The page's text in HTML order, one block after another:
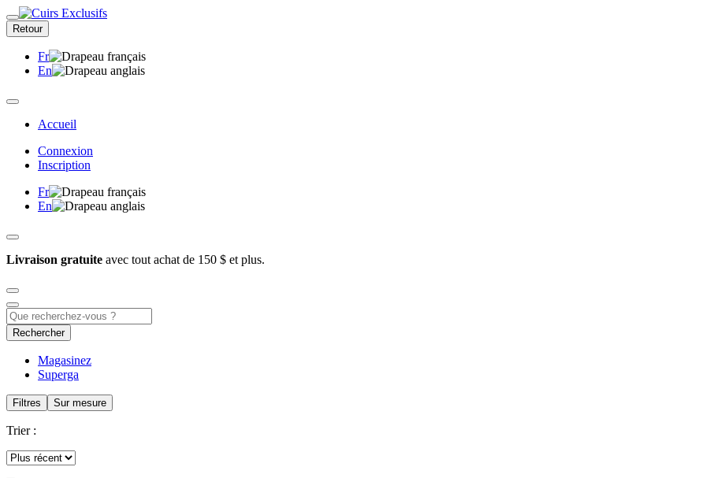
Retour
Fr
En
Accueil
Connexion
Inscription
Fr
En
Livraison gratuite avec tout achat de 150 $ et plus.
Rechercher
Magasinez
Superga
Filtres Sur mesure
Trier :